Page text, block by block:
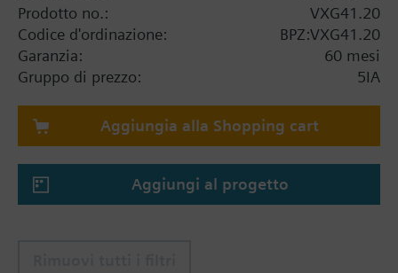
Prodotto no.:
VXG41.20
Codice d'ordinazione:
BPZ:VXG41.20
Garanzia:
60 mesi
Gruppo di prezzo:
5IA
Aggiungia alla Shopping cart
Aggiungi al progetto